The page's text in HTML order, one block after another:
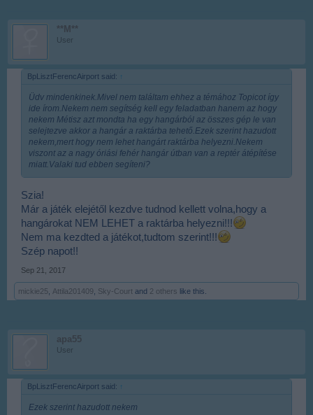
**M**
User
BpLisztFerencAirport said: ↑
Üdv mindenkinek.Mivel nem találtam ehhez a témához Topicot így
ide írom.Nekem nem segítség kell egy feladatban hanem az hogy
nekem Métisz azt mondta ha egy hangárból az összes gép le van
selejtezve akkor a hangár a raktárba tehető.Ezek szerint hazudott
nekem,mert hogy nem lehet hangárt raktárba helyezni.Nekem
viszont az a nagy óriási fehér hangár útban van a reptér átépítése
miatt.Valaki tud ebben segíteni?
Szia!
Már a játék elejétől kezdve tudnod kellett volna,hogy a
hangárokat NEM LEHET a raktárba helyezni!!!
Nem ma kezdted a játékot,tudtom szerint!!!
Szép napot!!
Sep 21, 2017
mickie25 Attila201409 Sky-Court and 2 others like this.
apa55
User
BpLisztFerencAirport said: ↑
Ezek szerint hazudott nekem